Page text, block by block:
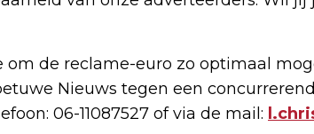
de reclame-euro zo optimaal
Nieuws tegen een
06-11087527 of via de mail: